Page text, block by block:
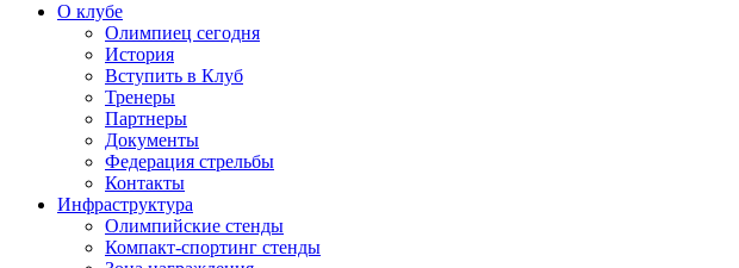
О клубе
Олимпиец сегодня
История
Вступить в Клуб
Тренеры
Партнеры
Документы
Федерация стрельбы
Контакты
Инфраструктура
Олимпийские стенды
Компакт-спортинг стенды